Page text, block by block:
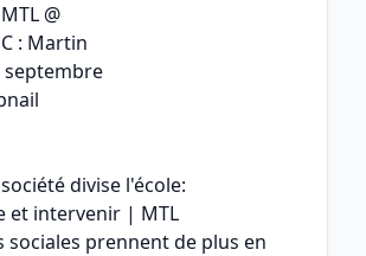
divise l'école:
et intervenir | MTL
sociales prennent de plus en